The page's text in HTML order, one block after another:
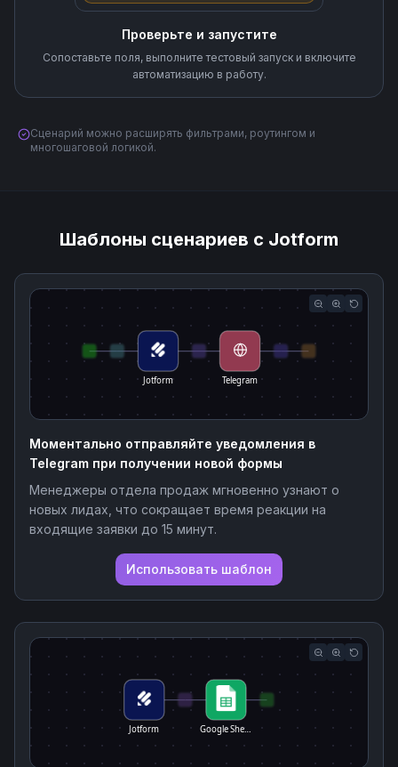
Проверьте и запустите
Сопоставьте поля, выполните тестовый запуск и включите
автоматизацию в работу.
Сценарий можно расширять фильтрами, роутингом и
многошаговой логикой.
Шаблоны сценариев с Jotform
Jotform Telegram
Моментально отправляйте уведомления в
Telegram при получении новой формы
Менеджеры отдела продаж мгновенно узнают о
новых лидах, что сокращает время реакции на
входящие заявки до 15 минут.
Использовать шаблон
Jotform Google She…